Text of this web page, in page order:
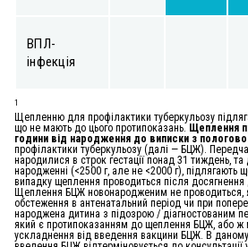
ВПЛ-
інфекція
1
Щепленню для профілактики туберкульозу
що не мають до цього протипоказань. Щеплення
години від народження до виписки з
профілактики туберкульозу (далі — БЦЖ).
народилися в строк гестації понад 31 тиждень,
народженні (<2500 г, але не <2000 г),
випадку щеплення проводиться після
Щеплення БЦЖ новонародженим не проводиться,
обстеження в антенатальний період чи при
народжена дитина з підозрою / діагностованим
який є протипоказанням до щеплення БЦЖ, або ж
ускладнення від введення вакцини БЦЖ. В